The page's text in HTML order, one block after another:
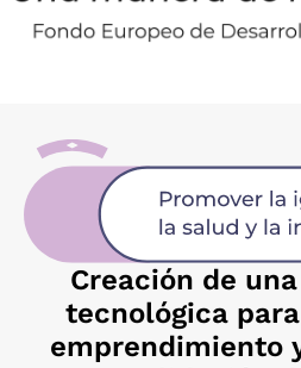
Creación de
tecnológica
emprendimiento